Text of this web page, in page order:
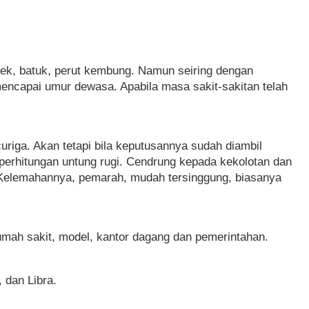
batuk, perut kembung. Namun seiring dengan
umur dewasa. Apabila masa sakit-sakitan telah
Akan tetapi bila keputusannya sudah diambil
untung rugi. Cendrung kepada kekolotan dan
pemarah, mudah tersinggung, biasanya
sakit, model, kantor dagang dan pemerintahan.
dan Libra.